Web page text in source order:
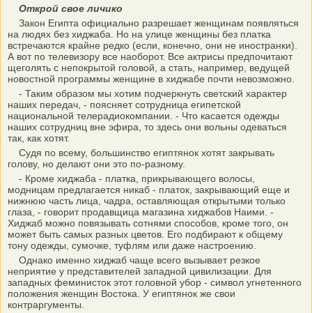
Открой свое личико
Закон Египта официально разрешает женщинам появляться
на людях без хиджаба. Но на улице женщины без платка
встречаются крайне редко (если, конечно, они не иностранки).
А вот по телевизору все наоборот. Все актрисы предпочитают
щеголять с непокрытой головой, а стать, например, ведущей
новостной программы женщине в хиджабе почти невозможно.
- Таким образом мы хотим подчеркнуть светский характер
наших передач, - поясняет сотрудница египетской
национальной телерадиокомпании. - Что касается одежды
наших сотрудниц вне эфира, то здесь они вольны одеваться
так, как хотят.
Судя по всему, большинство египтянок хотят закрывать
голову, но делают они это по-разному.
- Кроме хиджаба - платка, прикрывающего волосы,
модницам предлагается никаб - платок, закрывающий еще и
нижнюю часть лица, чадра, оставляющая открытыми только
глаза, - говорит продавщица магазина хиджабов Наими. -
Хиджаб можно повязывать сотнями способов, кроме того, он
может быть самых разных цветов. Его подбирают к общему
тону одежды, сумочке, туфлям или даже настроению.
Однако именно хиджаб чаще всего вызывает резкое
неприятие у представителей западной цивилизации. Для
западных феминисток этот головной убор - символ угнетенного
положения женщин Востока. У египтянок же свои
контраргументы.